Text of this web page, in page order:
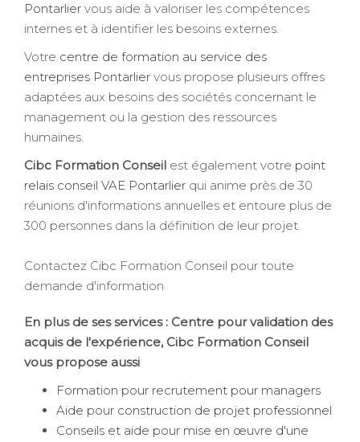
Pontarlier vous aide à valoriser les compétences
internes et à identifier les besoins externes.
Votre centre de formation au service des
entreprises Pontarlier vous propose plusieurs offres
adaptées aux besoins des sociétés concernant le
management ou la gestion des ressources
humaines.
Cibc Formation Conseil est également votre point
relais conseil VAE Pontarlier qui anime près de 30
réunions d'informations annuelles et entoure plus de
300 personnes dans la définition de leur projet.
Contactez Cibc Formation Conseil pour toute
demande d'information
En plus de ses services : Centre pour validation des
acquis de l'expérience, Cibc Formation Conseil
vous propose aussi
Formation pour recrutement pour managers
Aide pour construction de projet professionnel
Conseils et aide pour mise en œuvre d'une